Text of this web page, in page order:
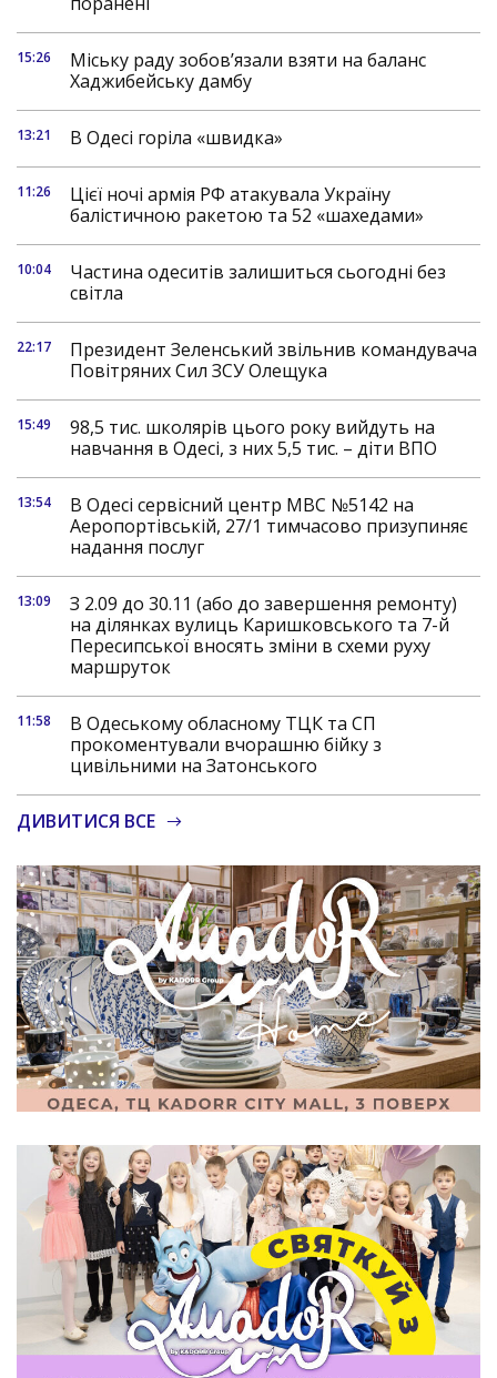
15:26
Міську раду зобов’язали взяти на баланс
Хаджибейську дамбу
13:21 В Одесі горіла «швидка»
11:26
Цієї ночі армія РФ атакувала Україну
балістичною ракетою та 52 «шахедами»
10:04
Частина одеситів залишиться сьогодні без
світла
22:17
Президент Зеленський звільнив командувача
Повітряних Сил ЗСУ Олещука
15:49
98,5 тис. школярів цього року вийдуть на
навчання в Одесі, з них 5,5 тис. – діти ВПО
13:54
В Одесі сервісний центр МВС №5142 на
Аеропортівській, 27/1 тимчасово призупиняє
надання послуг
13:09
З 2.09 до 30.11 (або до завершення ремонту)
на ділянках вулиць Каришковського та 7-й
Пересипської вносять зміни в схеми руху
маршруток
11:58
В Одеському обласному ТЦК та СП
прокоментували вчорашню бійку з
цивільними на Затонського
ДИВИТИСЯ ВСЕ